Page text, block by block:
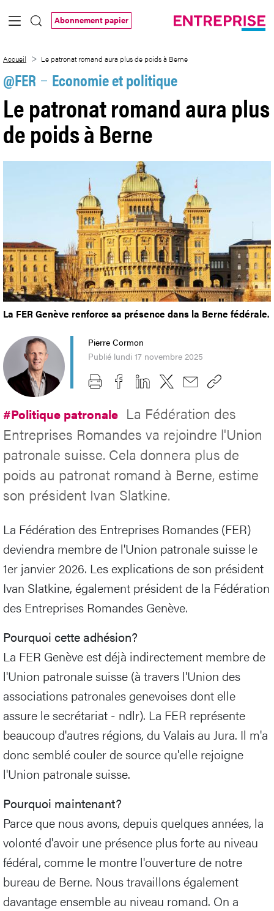
Saut au contenu principal
Abonnement papier
Accueil Le patronat romand aura plus de poids à Berne
@FER Economie et politique
Le patronat romand aura plus
de poids à Berne
La FER Genève renforce sa présence dans la Berne fédérale.
Pierre Cormon
Publié lundi 17 novembre 2025
#Politique patronale La Fédération des
Entreprises Romandes va rejoindre l'Union
patronale suisse. Cela donnera plus de
poids au patronat romand à Berne, estime
son président Ivan Slatkine.
La Fédération des Entreprises Romandes (FER)
deviendra membre de l'Union patronale suisse le
1er janvier 2026. Les explications de son président
Ivan Slatkine, également président de la Fédération
des Entreprises Romandes Genève.
Pourquoi cette adhésion?
La FER Genève est déjà indirectement membre de
l'Union patronale suisse (à travers l'Union des
associations patronales genevoises dont elle
assure le secrétariat - ndlr). La FER représente
beaucoup d'autres régions, du Valais au Jura. Il m'a
donc semblé couler de source qu'elle rejoigne
l'Union patronale suisse.
Pourquoi maintenant?
Parce que nous avons, depuis quelques années, la
volonté d'avoir une présence plus forte au niveau
fédéral, comme le montre l'ouverture de notre
bureau de Berne. Nous travaillons également
davantage ensemble au niveau romand. On a